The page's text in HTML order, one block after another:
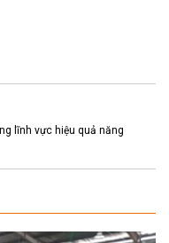
lĩnh vực hiệu quả năng